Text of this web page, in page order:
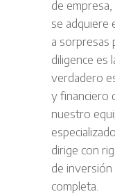
de
se adquiere
a sorpresas
diligence es
verdadero
y financiero
nuestro
dirige con
de
completa.